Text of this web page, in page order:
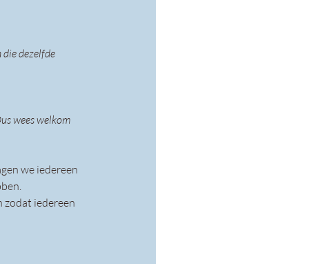
die dezelfde
wees welkom
we iedereen
zodat iedereen